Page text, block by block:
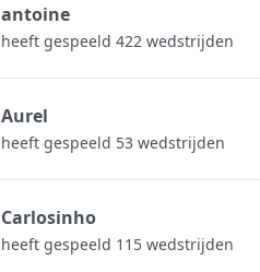
antoine
heeft gespeeld 422 wedstrijden
Aurel
heeft gespeeld 53 wedstrijden
Carlosinho
heeft gespeeld 115 wedstrijden